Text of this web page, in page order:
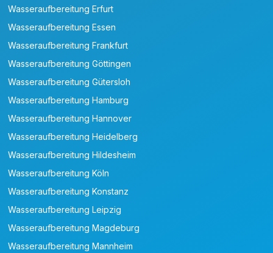
Wasseraufbereitung Erfurt
Wasseraufbereitung Essen
Wasseraufbereitung Frankfurt
Wasseraufbereitung Göttingen
Wasseraufbereitung Gütersloh
Wasseraufbereitung Hamburg
Wasseraufbereitung Hannover
Wasseraufbereitung Heidelberg
Wasseraufbereitung Hildesheim
Wasseraufbereitung Köln
Wasseraufbereitung Konstanz
Wasseraufbereitung Leipzig
Wasseraufbereitung Magdeburg
Wasseraufbereitung Mannheim